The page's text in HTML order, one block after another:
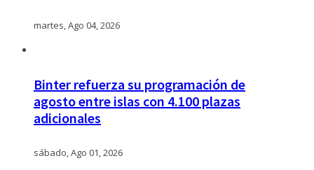
martes, Ago 04, 2026
Binter refuerza su programación de
agosto entre islas con 4.100 plazas
adicionales
sábado, Ago 01, 2026